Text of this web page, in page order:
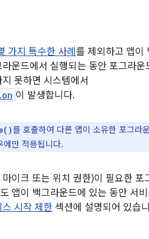
가지 특수한 사례 를 제외하고 앱이
운드에서 실행되는 동안 포그라운
못하면 시스템에서
이 발생합니다.
를 호출하여 다른 앱이 소유한 포그라
만 적용됩니다.
이크 또는 위치 권한)이 필요한 포
앱이 백그라운드에 있는 동안 서
시작 제한 섹션에 설명되어 있습